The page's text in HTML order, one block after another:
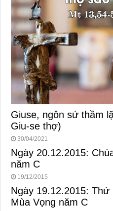
Giuse, ngôn sứ thầm
Giu-se thợ)
30/04/2021
Ngày 20.12.2015:
năm C
19/12/2015
Ngày 19.12.2015:
Mùa Vọng năm C